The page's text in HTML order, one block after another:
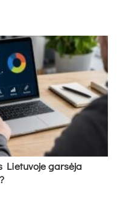
Lietuvoje garsėja